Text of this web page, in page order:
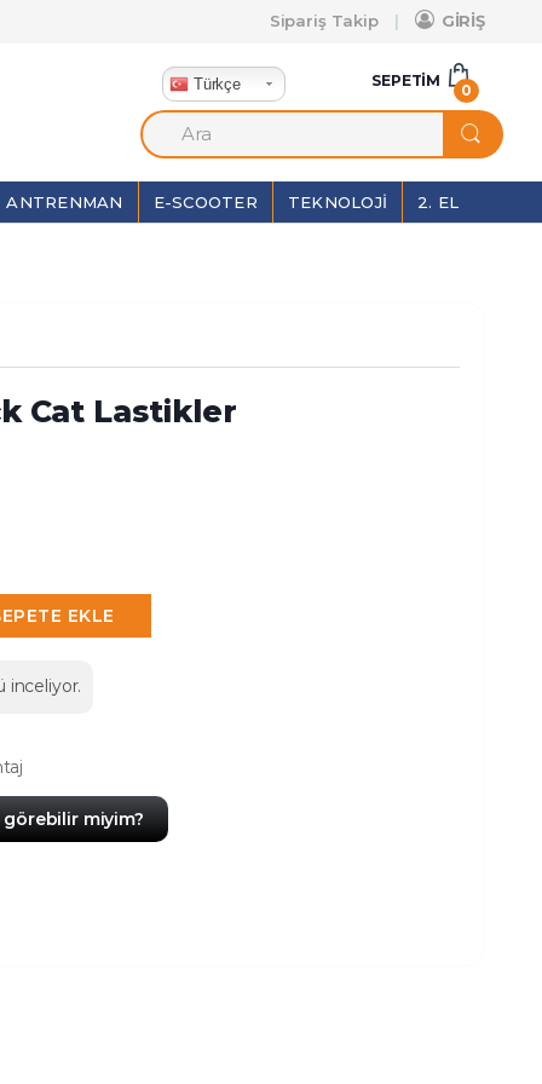
Sipariş Takip GİRİŞ
Türkçe SEPETIM
0
ANTRENMAN E-SCOOTER TEKNOLOJI 2. EL
Cat Lastikler
EKLE
inceliyor.
görebilir miyim?